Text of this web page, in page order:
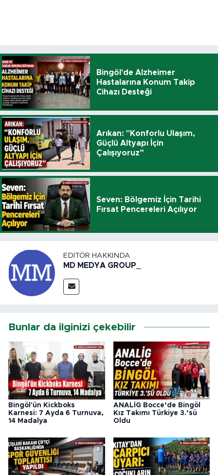
Bingöl'de Alzheimer
Hastalarına Konum Takip
Cihazı Desteği
Arıkan: "Konforlu Ulaşım,
Güçlü Altyapı İçin
Çalışıyoruz”
Seven: Bölgemiz İçin Tarihi
Fırsat Pencereleri Açılıyor
EDITÖR HAKKINDA
MD MEDYA GROUP_
Bunlar da ilginizi çekebilir
Bingöl'ün Kickboks
Karnesi: 7 Ayda 6 Turnuva,
14 Madalya
ANALİG Bocce’de Bingöl
Kız Takımı Türkiye 3.’sü
Oldu